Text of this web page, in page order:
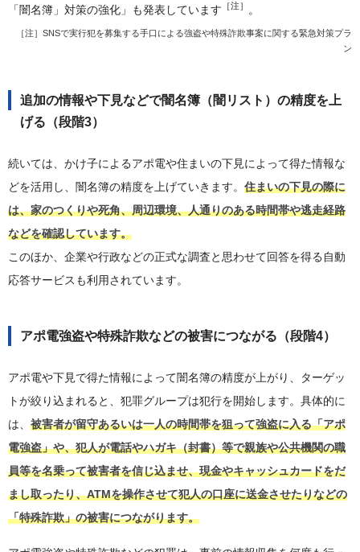
「闇名簿」対策の強化」も発表しています ［注］ 。
［注］SNSで実行犯を募集する手口による強盗や特殊詐欺事案に関する緊急対策プラ
ン
追加の情報や下見などで闇名簿（闇リスト）の精度を上
げる（段階3）
続いては、かけ子によるアポ電や住まいの下見によって得た情報な
どを活用し、闇名簿の精度を上げていきます。 住まいの下見の際に
は、家のつくりや死角、周辺環境、人通りのある時間帯や逃走経路
などを確認しています。
このほか、企業や行政などの正式な調査と思わせて回答を得る自動
応答サービスも利用されています。
アポ電強盗や特殊詐欺などの被害につながる（段階4）
アポ電や下見で得た情報によって闇名簿の精度が上がり、ターゲッ
トが絞り込まれると、犯罪グループは犯行を開始します。具体的に
は、 被害者が留守あるいは一人の時間帯を狙って強盗に入る「アポ
電強盗」や、犯人が電話やハガキ（封書）等で親族や公共機関の職
員等を名乗って被害者を信じ込ませ、現金やキャッシュカードをだ
まし取ったり、ATMを操作させて犯人の口座に送金させたりなどの
「特殊詐欺」の被害につながります。